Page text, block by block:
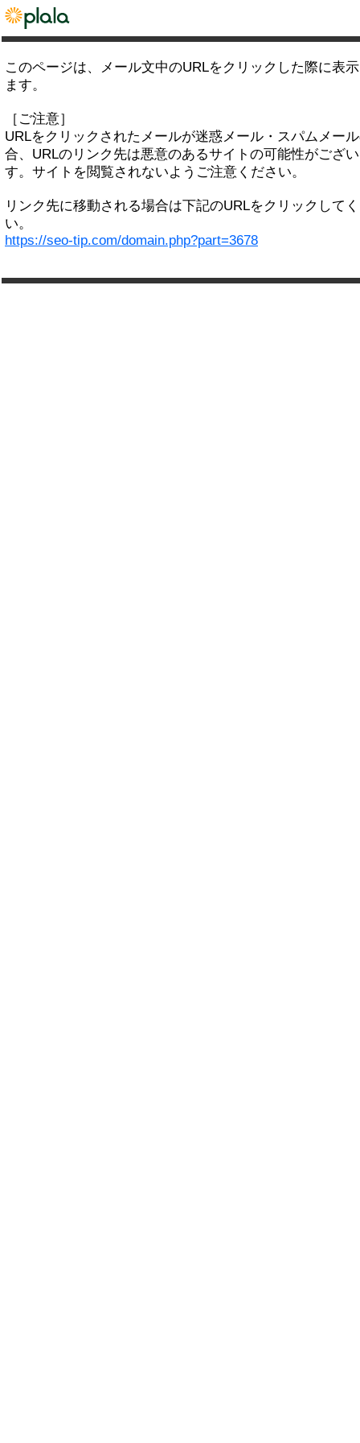
このページは、メール文中のURLをクリックした際に表
ます。
［ご注意］
URLをクリックされたメールが迷惑メール・スパムメー
合、URLのリンク先は悪意のあるサイトの可能性がござ
す。サイトを閲覧されないようご注意ください。
リンク先に移動される場合は下記のURLをクリックして
い。
https://seo-tip.com/domain.php?part=3678